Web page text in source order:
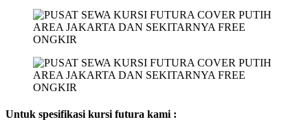
Untuk spesifikasi kursi futura kami :